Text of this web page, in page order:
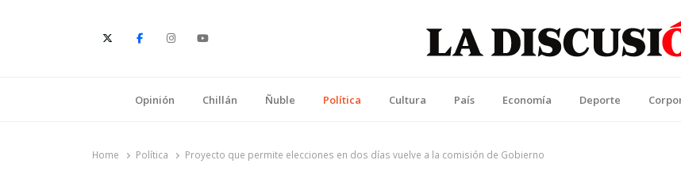
Opinión Chillán Ñuble Política Cultura País Economía Deporte
Home Política Proyecto que permite elecciones en dos días vuelve a la comisión de Gobierno